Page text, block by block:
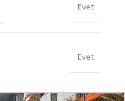
Evet
Evet